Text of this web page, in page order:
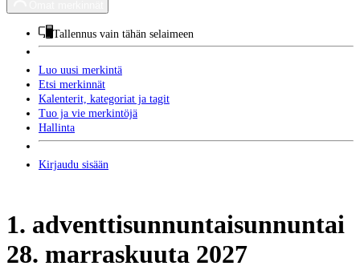
Tallennus vain tähän selaimeen
Luo uusi merkintä
Etsi merkinnät
Kalenterit, kategoriat ja tagit
Tuo ja vie merkintöjä
Hallinta
Kirjaudu sisään
1. adventtisunnuntaisunnuntai
28. marraskuuta 2027